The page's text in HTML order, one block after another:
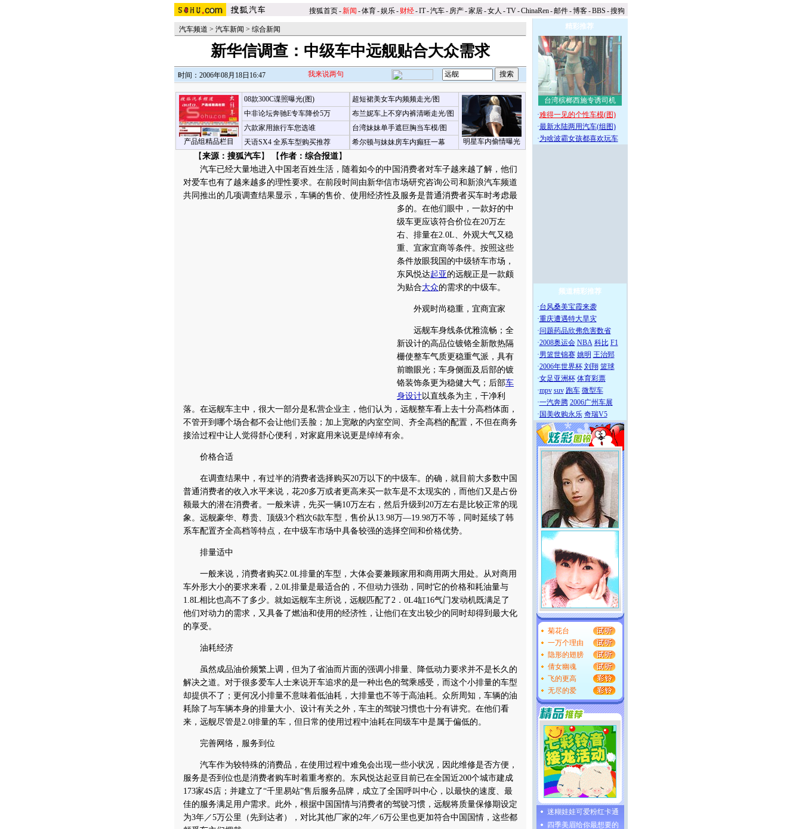
搜狐首页-新闻 -体育-娱乐- 财经-IT-汽车- 房产-家居-女人 -TV-ChinaRen-邮件-博客-BBS -搜狗
汽车频道 > 汽车新闻 > 综合新闻
新华信调查：中级车中远舰贴合大众需求
时间：2006年08月18日16:47 我来说两句
产品组精品栏目
08款300C谍照曝光(图)
中非论坛奔驰E专车降价5万
六款家用旅行车您选谁
天语SX4 全系车型购买推荐
超短裙美女车内频频走光/图
明星车内偷情曝光
布兰妮车上不穿内裤清晰走光/图
台湾妹妹单手遮巨胸当车模/图
希尔顿与妹妹房车内癫狂一幕
【来源：搜狐汽车】 【作者：综合报道】
汽车已经大量地进入中国老百姓生活，随着如今的中国消费者对车子越来越了解，他们
对爱车也有了越来越多的理性要求。在前段时间由新华信市场研究咨询公司和新浪汽车频道
共同推出的几项调查结果显示，车辆的售价、使用经济性及服务是普通消费者买车时考虑最
多的。 在他们眼中，一款好的中
级车更应该符合价位在20万左
右、排量在2.0L、外观大气又稳
重、宜家宜商等条件。按照这些
条件放眼我国的中级轿车市场，
东风悦达起亚 的远舰正是一款颇
为贴合大众的需求的中级车。
外观时尚稳重，宜商宜家
远舰车身线条优雅流畅；全
新设计的高品位镀铬全新散热隔
栅使整车气质更稳重气派，具有
前瞻眼光；车身侧面及后部的镀
铬装饰条更为稳健大气；后部车
身设计以直线条为主，干净利
落。在远舰车主中，很大一部分是私营企业主，他们认为，远舰整车看上去十分高档体面，
不管开到哪个场合都不会让他们丢脸；加上宽敞的内室空间、齐全高档的配置，不但在商务
接洽过程中让人觉得舒心便利，对家庭用来说更是绰绰有余。
价格合适
在调查结果中，有过半的消费者选择购买20万以下的中级车。的确，就目前大多数中国
普通消费者的收入水平来说，花20多万或者更高来买一款车是不太现实的，而他们又是占份
额最大的潜在消费者。一般来讲，先买一辆10万左右，然后升级到20万左右是比较正常的现
象。远舰豪华、尊贵、顶级3个档次6款车型，售价从13.98万—19.98万不等，同时延续了韩
系车配置齐全高档等特点，在中级车市场中具备较强的选择空间和价格优势。
排量适中
一般来说，消费者购买2.0L排量的车型，大体会要兼顾家用和商用两大用处。从对商用
车外形大小的要求来看，2.0L排量是最适合的，不但动力强劲，同时它的价格和耗油量与
1.8L相比也高不了多少。就如远舰车主所说，远舰匹配了2．0L4缸16气门发动机既满足了
他们对动力的需求，又具备了燃油和使用的经济性，让他们在支出较少的同时却得到最大化
的享受。
油耗经济
虽然成品油价频繁上调，但为了省油而片面的强调小排量、降低动力要求并不是长久的
解决之道。对于很多爱车人士来说开车追求的是一种出色的驾乘感受，而这个小排量的车型
却提供不了；更何况小排量不意味着低油耗，大排量也不等于高油耗。众所周知，车辆的油
耗除了与车辆本身的排量大小、设计有关之外，车主的驾驶习惯也十分有讲究。在他们看
来，远舰尽管是2.0排量的车，但日常的使用过程中油耗在同级车中是属于偏低的。
完善网络，服务到位
汽车作为较特殊的消费品，在使用过程中难免会出现一些小状况，因此维修是否方便，
服务是否到位也是消费者购车时着重考察的。东风悦达起亚目前已在全国近200个城市建成
173家4S店；并建立了“千里易站”售后服务品牌，成立了全国呼叫中心，以最快的速度、最
佳的服务满足用户需求。此外，根据中国国情与消费者的驾驶习惯，远舰将质量保修期设定
为3年／5万公里（先到达者），对比其他厂家的2年／6万公里也更加符合中国国情，这些都
精彩推荐
台湾槟榔西施专诱司机
·难得一见的个性车模(图)
·最新水陆两用汽车(组图)
·为啥波霸女孩都喜欢玩车
频道精彩推荐
·台风桑美宝霞来袭
·重庆遭遇特大旱灾
·问题药品欣弗危害数省
·2008奥运会 NBA 科比 F1
·男篮世锦赛 姚明 王治郅
·2006年世界杯 刘翔 篮球
·女足亚洲杯 体育彩票
·mpv suv 跑车 微型车
·一汽奔腾 2006广州车展
· 国美收购永乐 奇瑞V5
菊花台
一万个理由
隐形的翅膀
倩女幽魂
飞的更高
无尽的爱
迷糊娃娃可爱粉红卡通
四季美眉给你最想要的